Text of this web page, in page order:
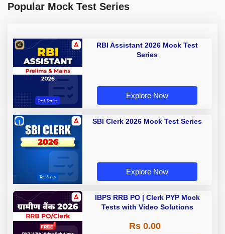
Popular Mock Test Series
RBI Assistant 2026 Mock Test
Series
Explore Now
SBI Clerk 2026 Mock Test Series
Explore Now
IBPS RRB PO | Clerk PYP Mock
Tests with Video Solutions
Rs 0.00